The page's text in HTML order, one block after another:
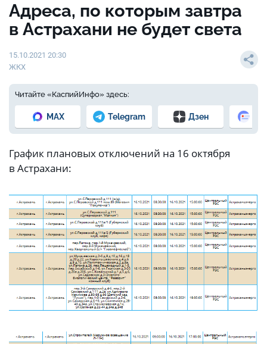
Адреса, по которым завтра
в Астрахани не будет света
15.10.2021 20:30
ЖКХ
Читайте «КаспийИнфо» здесь:
MAX Telegram Дзен
График плановых отключений на 16 октября
в Астрахани: